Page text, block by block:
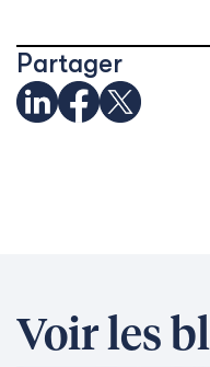
Partager
Voir les